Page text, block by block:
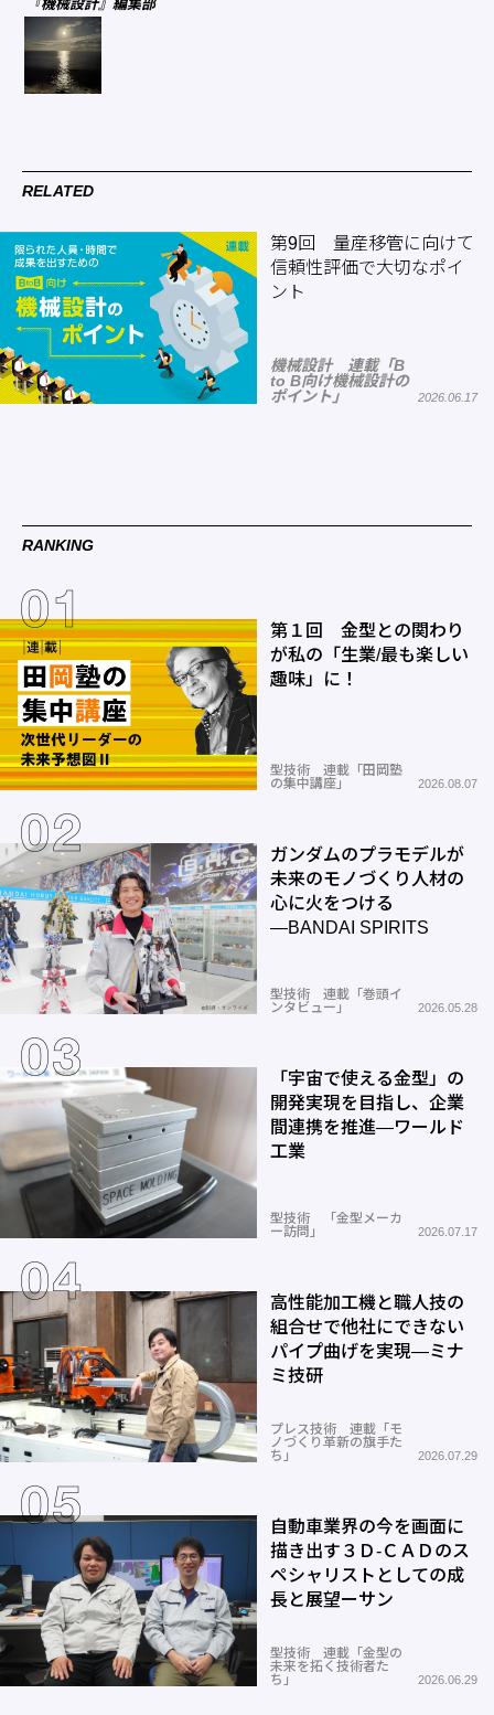
『機械設計』編集部
RELATED
第9回 量産移管に向けて
信頼性評価で大切なポイ
ント
機械設計 連載「B
to B向け機械設計の
ポイント」
2026.06.17
RANKING
第１回 金型との関わり
が私の「生業/最も楽しい
趣味」に！
型技術 連載「田岡塾
の集中講座」
2026.08.07
ガンダムのプラモデルが
未来のモノづくり人材の
心に火をつける
―BANDAI SPIRITS
型技術 連載「巻頭イ
ンタビュー」
2026.05.28
「宇宙で使える金型」の
開発実現を目指し、企業
間連携を推進―ワールド
工業
型技術 「金型メーカ
ー訪問」
2026.07.17
高性能加工機と職人技の
組合せで他社にできない
パイプ曲げを実現―ミナ
ミ技研
プレス技術 連載「モ
ノづくり革新の旗手た
ち」
2026.07.29
自動車業界の今を画面に
描き出す３Ｄ-ＣＡＤのス
ペシャリストとしての成
長と展望ーサン
型技術 連載「金型の
未来を拓く技術者た
ち」
2026.06.29